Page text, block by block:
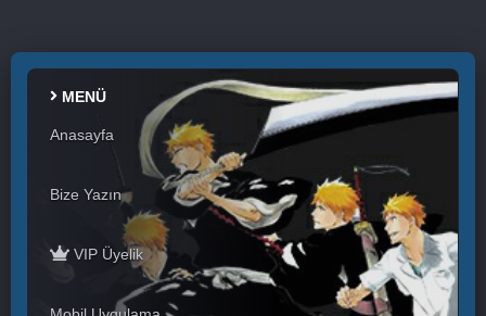
MENÜ
Anasayfa
Bize Yazın
VIP Üyelik